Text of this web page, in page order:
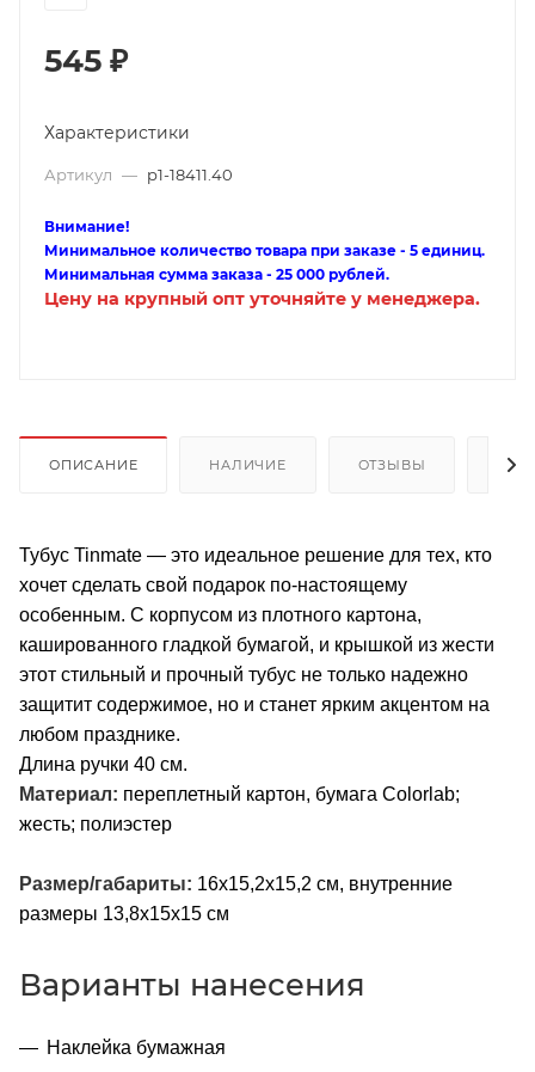
545 ₽
Характеристики
Артикул — p1-18411.40
Внимание!
Минимальное количество товара при заказе - 5 единиц.
Минимальная сумма заказа - 25 000 рублей.
Цену на крупный опт уточняйте у менеджера.
ОПИСАНИЕ НАЛИЧИЕ ОТЗЫВЫ
Тубус Tinmate — это идеальное решение для тех, кто
хочет сделать свой подарок по-настоящему
особенным. С корпусом из плотного картона,
кашированного гладкой бумагой, и крышкой из жести
этот стильный и прочный тубус не только надежно
защитит содержимое, но и станет ярким акцентом на
любом празднике.
Длина ручки 40 см.
Материал: переплетный картон, бумага Colorlab;
жесть; полиэстер
Размер/габариты: 16x15,2x15,2 см, внутренние
размеры 13,8x15x15 см
Варианты нанесения
Наклейка бумажная